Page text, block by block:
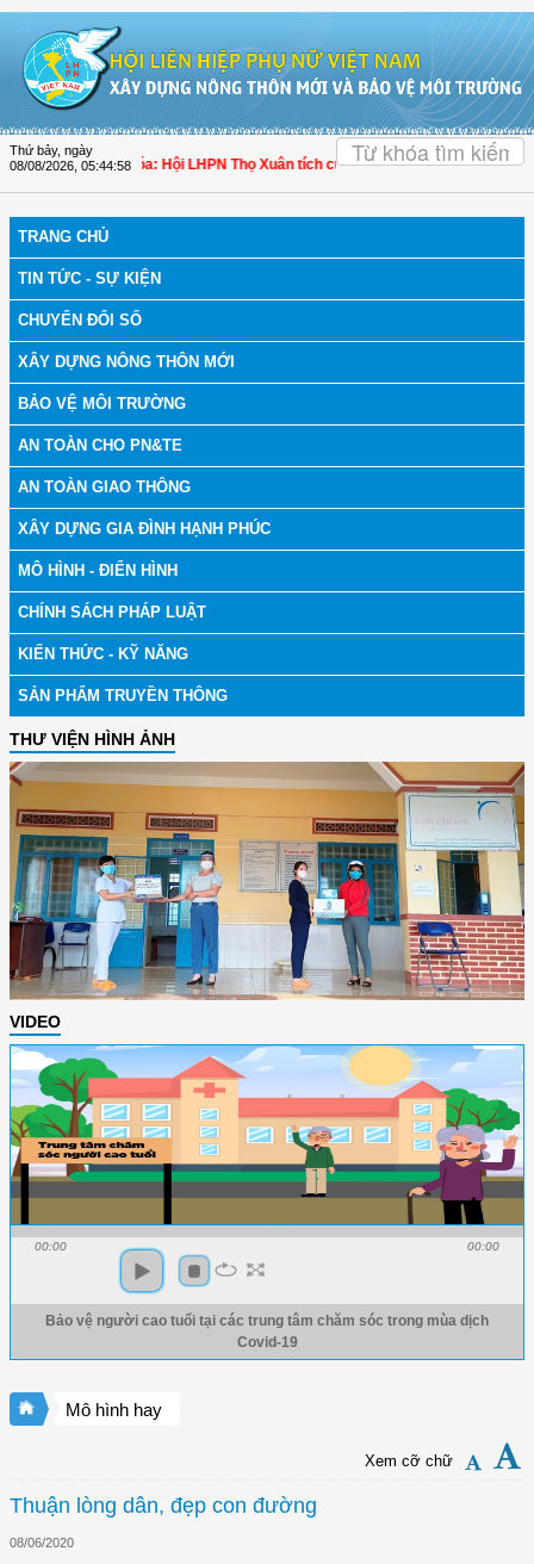
Thứ bảy, ngày
08/08/2026 05:44:59
bệnh | Thanh Hóa: Hội LHPN Thọ Xuân tích cực góp phần nâng cao tỷ lệ
TRANG CHỦ
TIN TỨC - SỰ KIỆN
CHUYỂN ĐỔI SỐ
XÂY DỰNG NÔNG THÔN MỚI
BẢO VỆ MÔI TRƯỜNG
AN TOÀN CHO PN&TE
AN TOÀN GIAO THÔNG
XÂY DỰNG GIA ĐÌNH HẠNH PHÚC
MÔ HÌNH - ĐIỂN HÌNH
CHÍNH SÁCH PHÁP LUẬT
KIẾN THỨC - KỸ NĂNG
SẢN PHẨM TRUYỀN THÔNG
THƯ VIỆN HÌNH ẢNH
VIDEO
00:00 00:00
Bảo vệ người cao tuổi tại các trung tâm chăm sóc trong mùa dịch
Covid-19
Mô hình hay
Xem cỡ chữ
Thuận lòng dân, đẹp con đường
08/06/2020
OK